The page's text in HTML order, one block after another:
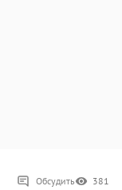
Обсудить 381